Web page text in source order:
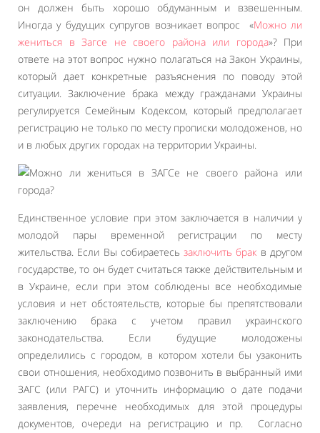
он должен быть хорошо обдуманным и взвешенным.
Иногда у будущих супругов возникает вопрос «Можно ли
жениться в Загсе не своего района или города»? При
ответе на этот вопрос нужно полагаться на Закон Украины,
который дает конкретные разъяснения по поводу этой
ситуации. Заключение брака между гражданами Украины
регулируется Семейным Кодексом, который предполагает
регистрацию не только по месту прописки молодоженов, но
и в любых других городах на территории Украины.
Единственное условие при этом заключается в наличии у
молодой пары временной регистрации по месту
жительства. Если Вы собираетесьзаключить брак в другом
государстве, то он будет считаться также действительным и
в Украине, если при этом соблюдены все необходимые
условия и нет обстоятельств, которые бы препятствовали
заключению брака с учетом правил украинского
законодательства. Если будущие молодожены
определились с городом, в котором хотели бы узаконить
свои отношения, необходимо позвонить в выбранный ими
ЗАГС (или РАГС) и уточнить информацию о дате подачи
заявления, перечне необходимых для этой процедуры
документов, очереди на регистрацию и пр. Согласно